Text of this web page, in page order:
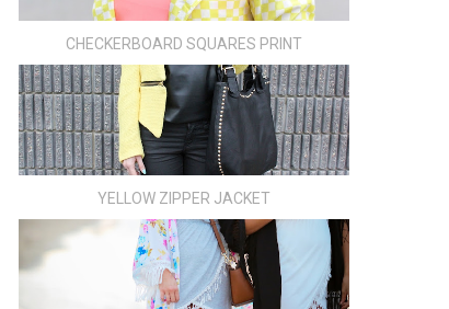
CHECKERBOARD SQUARES PRINT
YELLOW ZIPPER JACKET